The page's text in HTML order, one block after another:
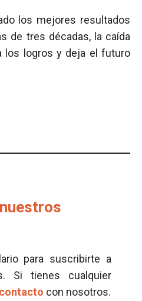
los mejores resultados
de tres décadas, la caída
los logros y deja el futuro
para suscribirte a
Si tienes cualquier
contacto con nosotros.